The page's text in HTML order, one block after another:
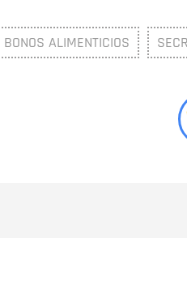
BONOS ALIMENTICIOS